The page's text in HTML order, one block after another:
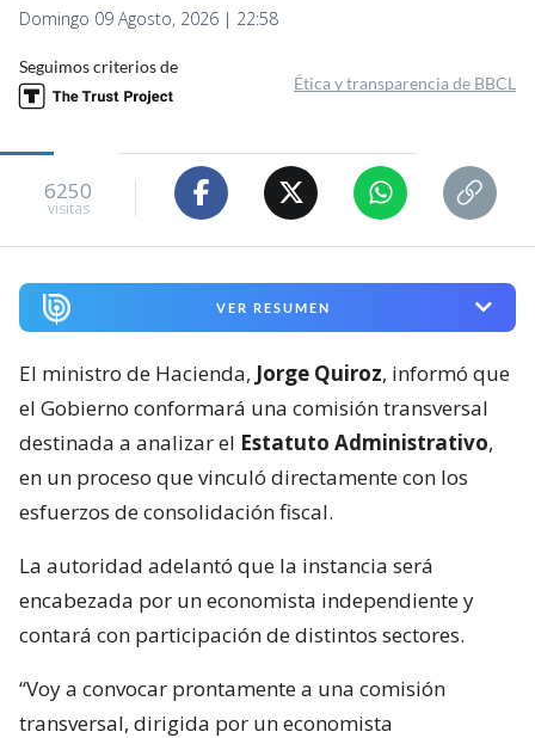
Domingo 09 Agosto, 2026 | 22:58
Seguimos criterios de
Ética y transparencia de BBCL
6250
visitas
VER RESUMEN
El ministro de Hacienda, Jorge Quiroz, informó que
el Gobierno conformará una comisión transversal
destinada a analizar el Estatuto Administrativo,
en un proceso que vinculó directamente con los
esfuerzos de consolidación fiscal.
La autoridad adelantó que la instancia será
encabezada por un economista independiente y
contará con participación de distintos sectores.
“Voy a convocar prontamente a una comisión
transversal, dirigida por un economista